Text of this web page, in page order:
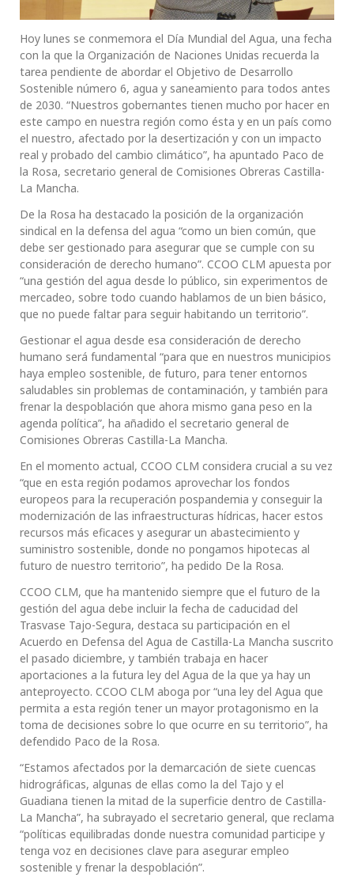
Hoy lunes se conmemora el Día Mundial del Agua, una fecha
con la que la Organización de Naciones Unidas recuerda la
tarea pendiente de abordar el Objetivo de Desarrollo
Sostenible número 6, agua y saneamiento para todos antes
de 2030. “Nuestros gobernantes tienen mucho por hacer en
este campo en nuestra región como ésta y en un país como
el nuestro, afectado por la desertización y con un impacto
real y probado del cambio climático”, ha apuntado Paco de
la Rosa, secretario general de Comisiones Obreras Castilla-
La Mancha.
De la Rosa ha destacado la posición de la organización
sindical en la defensa del agua “como un bien común, que
debe ser gestionado para asegurar que se cumple con su
consideración de derecho humano”. CCOO CLM apuesta por
“una gestión del agua desde lo público, sin experimentos de
mercadeo, sobre todo cuando hablamos de un bien básico,
que no puede faltar para seguir habitando un territorio”.
Gestionar el agua desde esa consideración de derecho
humano será fundamental “para que en nuestros municipios
haya empleo sostenible, de futuro, para tener entornos
saludables sin problemas de contaminación, y también para
frenar la despoblación que ahora mismo gana peso en la
agenda política”, ha añadido el secretario general de
Comisiones Obreras Castilla-La Mancha.
En el momento actual, CCOO CLM considera crucial a su vez
“que en esta región podamos aprovechar los fondos
europeos para la recuperación pospandemia y conseguir la
modernización de las infraestructuras hídricas, hacer estos
recursos más eficaces y asegurar un abastecimiento y
suministro sostenible, donde no pongamos hipotecas al
futuro de nuestro territorio”, ha pedido De la Rosa.
CCOO CLM, que ha mantenido siempre que el futuro de la
gestión del agua debe incluir la fecha de caducidad del
Trasvase Tajo-Segura, destaca su participación en el
Acuerdo en Defensa del Agua de Castilla-La Mancha suscrito
el pasado diciembre, y también trabaja en hacer
aportaciones a la futura ley del Agua de la que ya hay un
anteproyecto. CCOO CLM aboga por “una ley del Agua que
permita a esta región tener un mayor protagonismo en la
toma de decisiones sobre lo que ocurre en su territorio”, ha
defendido Paco de la Rosa.
“Estamos afectados por la demarcación de siete cuencas
hidrográficas, algunas de ellas como la del Tajo y el
Guadiana tienen la mitad de la superficie dentro de Castilla-
La Mancha”, ha subrayado el secretario general, que reclama
“políticas equilibradas donde nuestra comunidad participe y
tenga voz en decisiones clave para asegurar empleo
sostenible y frenar la despoblación”.